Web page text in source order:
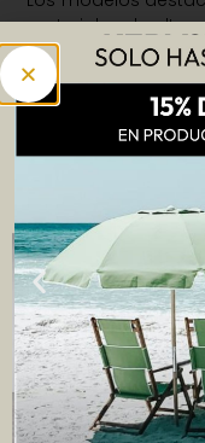
materiales de alta
el
en una posición
público cada vez
tanto la aventura
exposición en
encantado de
elección del
¡El mundo del
nosotros estamos
kilómetro del